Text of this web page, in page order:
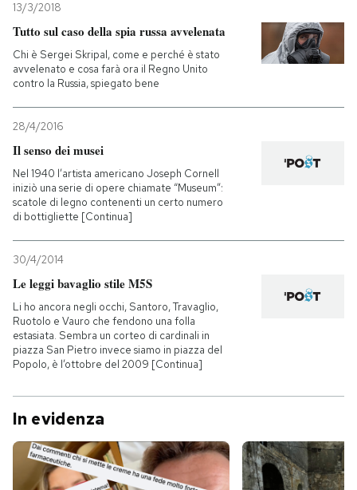
13/3/2018
Tutto sul caso della spia russa avvelenata
Chi è Sergei Skripal, come e perché è stato
avvelenato e cosa farà ora il Regno Unito
contro la Russia, spiegato bene
28/4/2016
Il senso dei musei
Nel 1940 l’artista americano Joseph Cornell
iniziò una serie di opere chiamate “Museum”:
scatole di legno contenenti un certo numero
di bottigliette [Continua]
30/4/2014
Le leggi bavaglio stile M5S
Li ho ancora negli occhi, Santoro, Travaglio,
Ruotolo e Vauro che fendono una folla
estasiata. Sembra un corteo di cardinali in
piazza San Pietro invece siamo in piazza del
Popolo, è l’ottobre del 2009 [Continua]
In evidenza